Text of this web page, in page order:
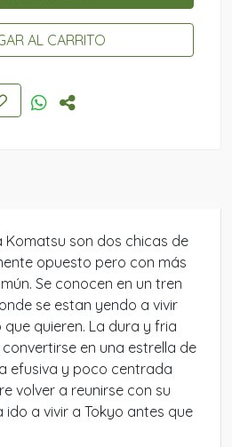
AL CARRITO
Komatsu son dos chicas de
opuesto pero con más
Se conocen en un tren
se estan yendo a vivir
quieren. La dura y fria
en una estrella de
efusiva y poco centrada
volver a reunirse con su
ido a vivir a Tokyo antes que